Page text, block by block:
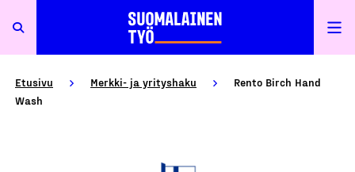
Etusivu Merkki- ja yrityshaku
Rento Birch Hand
Wash